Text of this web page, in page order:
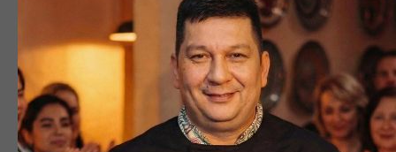
Заполните форму предварительного бронирования.
Менеджер свяжется с Вами для подтверждения.
Если Вы хотите забронировать стол на сегодня, предлагаем Вам
воспользоваться телефоном, т.к. обработка заявки займет время.
Ресторан